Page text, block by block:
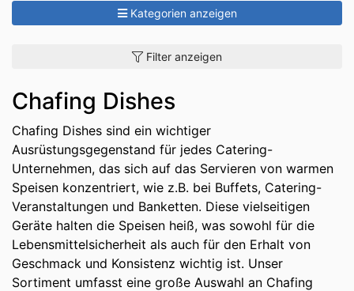
Kategorien anzeigen
Filter anzeigen
Chafing Dishes
Chafing Dishes sind ein wichtiger
Ausrüstungsgegenstand für jedes Catering-
Unternehmen, das sich auf das Servieren von warmen
Speisen konzentriert, wie z.B. bei Buffets, Catering-
Veranstaltungen und Banketten. Diese vielseitigen
Geräte halten die Speisen heiß, was sowohl für die
Lebensmittelsicherheit als auch für den Erhalt von
Geschmack und Konsistenz wichtig ist. Unser
Sortiment umfasst eine große Auswahl an Chafing